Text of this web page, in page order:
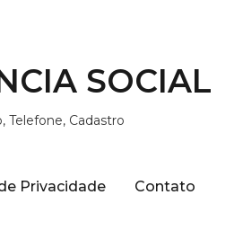
SOCIAL
Telefone, Cadastro
Privacidade Contato